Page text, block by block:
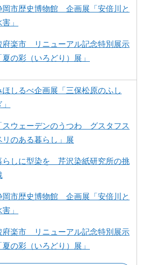
岡市歴史博物館 企画展「安倍川と
害」
府楽市 リニューアル記念特別展示
夏の彩（いろどり）展」
ほしるべ企画展「三保松原のふし
スウェーデンのうつわ グスタフス
リのある暮らし」展
らしに型染を 芹沢染紙研究所の挑
岡市歴史博物館 企画展「安倍川と
害」
府楽市 リニューアル記念特別展示
夏の彩（いろどり）展」